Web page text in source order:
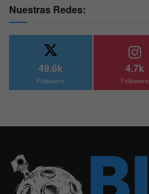
Nuestras Redes:
49.6k
Followers
4.7k
Followers